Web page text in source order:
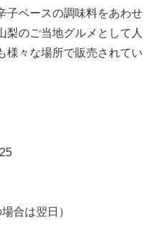
子ベースの調味料をあわせ
梨のご当地グルメとして人
様々な場所で販売されてい
合は翌日）